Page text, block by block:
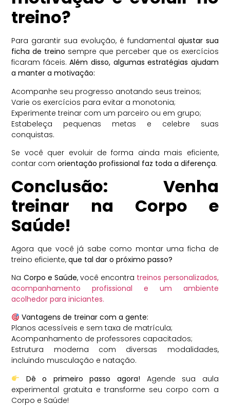
treino?
Para garantir sua evolução, é fundamental ajustar sua
ficha de treino sempre que perceber que os exercícios
ficaram fáceis.Além disso, algumas estratégias ajudam
a manter a motivação:
Acompanhe seu progresso anotando seus treinos;
Varie os exercícios para evitar a monotonia;
Experimente treinar com um parceiro ou em grupo;
Estabeleça pequenas metas e celebre suas
conquistas.
Se você quer evoluir de forma ainda mais eficiente,
contar comorientação profissional faz toda a diferença.
Conclusão: Venha
treinar na Corpo e
Saúde!
Agora que você já sabe como montar uma ficha de
treino eficiente,que tal dar o próximo passo?
Na Corpo e Saúde, você encontra treinos personalizados,
acompanhamento profissional e um ambiente
acolhedor para iniciantes.
Vantagens de treinar com a gente:
Planos acessíveis e sem taxa de matrícula;
Acompanhamento de professores capacitados;
Estrutura moderna com diversas modalidades,
incluindo musculação e natação.
Dê o primeiro passo agora! Agende sua aula
experimental gratuita e transforme seu corpo com a
Corpo e Saúde!